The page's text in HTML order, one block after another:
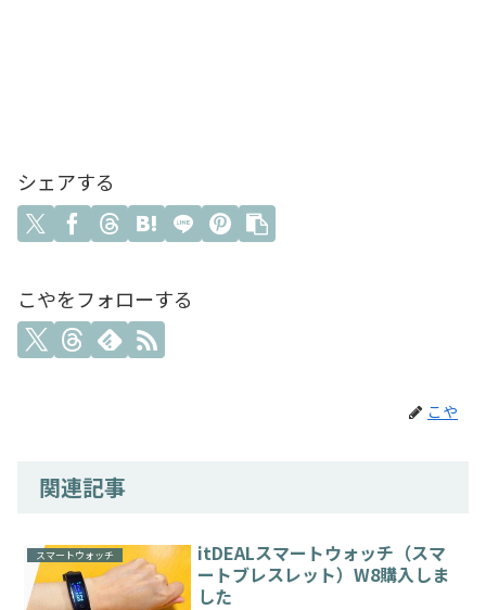
シェアする
こやをフォローする
こや
関連記事
スマートウォッチ
itDEALスマートウォッチ（スマ
ートブレスレット）W8購入しま
した